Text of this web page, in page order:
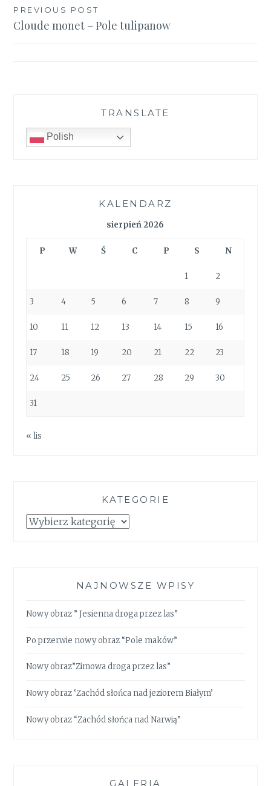
Nawigacja
wpisu
PREVIOUS POST
Cloude monet – Pole tulipanow
TRANSLATE
Polish
KALENDARZ
sierpień 2026
P W Ś C P S N
1 2
3 4 5 6 7 8 9
10 11 12 13 14 15 16
17 18 19 20 21 22 23
24 25 26 27 28 29 30
31
« lis
KATEGORIE
Kategorie
NAJNOWSZE WPISY
Nowy obraz ” Jesienna droga przez las”
Po przerwie nowy obraz “Pole maków”
Nowy obraz”Zimowa droga przez las”
Nowy obraz ‘Zachód słońca nad jeziorem Białym’
Nowy obraz “Zachód słońca nad Narwią”
GALERIA